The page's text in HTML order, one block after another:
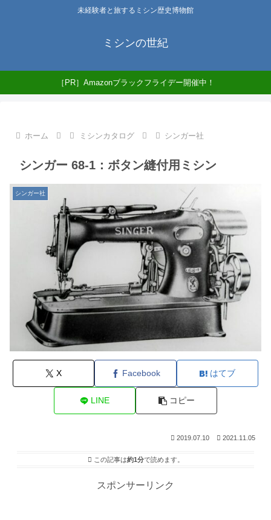
未経験者と旅するミシン歴史博物館
ミシンの世紀
［PR］Amazonブラックフライデー開催中！
ホーム ミシンカタログ シンガー社
シンガー 68-1：ボタン縫付用ミシン
シンガー社
X Facebook はてブ
LINE コピー
2019.07.10 2021.11.05
この記事は約1分で読めます。
スポンサーリンク